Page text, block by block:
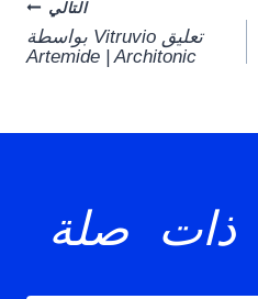
التالي
تعليق Vitruvio بواسطة
Artemide | Architonic
صلة